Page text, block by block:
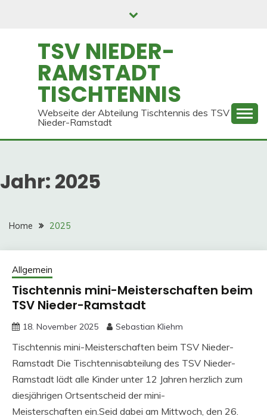
TSV NIEDER-
RAMSTADT
TISCHTENNIS
Webseite der Abteilung Tischtennis des TSV
Nieder-Ramstadt
Jahr: 2025
Home 2025
Allgemein
Tischtennis mini-Meisterschaften beim
TSV Nieder-Ramstadt
18. November 2025 Sebastian Kliehm
Tischtennis mini-Meisterschaften beim TSV Nieder-
Ramstadt Die Tischtennisabteilung des TSV Nieder-
Ramstadt lädt alle Kinder unter 12 Jahren herzlich zum
diesjährigen Ortsentscheid der mini-
Meisterschaften ein.Seid dabei am Mittwoch, den 26.